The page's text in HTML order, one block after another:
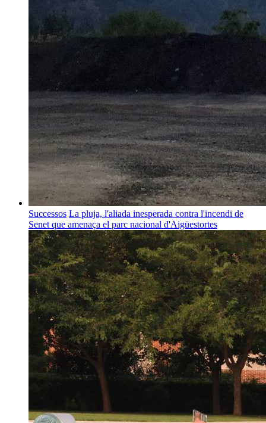
Successos La pluja, l'aliada inesperada contra l'incendi de
Senet que amenaça el parc nacional d'Aigüestortes